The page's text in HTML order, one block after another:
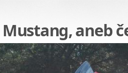
Mustang, aneb